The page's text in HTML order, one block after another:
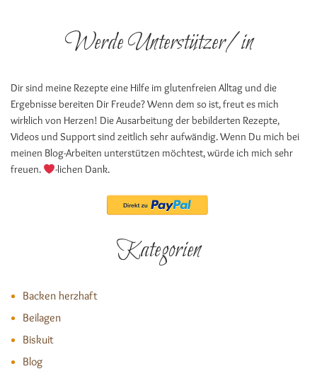
Werde Unterstützer/in
Dir sind meine Rezepte eine Hilfe im glutenfreien Alltag und die
Ergebnisse bereiten Dir Freude? Wenn dem so ist, freut es mich
wirklich von Herzen! Die Ausarbeitung der bebilderten Rezepte,
Videos und Support sind zeitlich sehr aufwändig. Wenn Du mich bei
meinen Blog-Arbeiten unterstützen möchtest, würde ich mich sehr
freuen.
-lichen Dank.
Kategorien
Backen herzhaft
Beilagen
Biskuit
Blog